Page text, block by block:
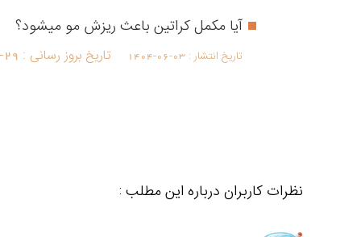
آیا مکمل کراتین باعث ریزش مو میشود؟
تاریخ انتشار : 1404-06-03 تاریخ بروز رسانی : 29
نظرات کاربران درباره این مطلب :